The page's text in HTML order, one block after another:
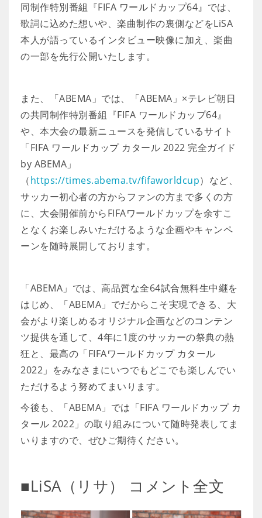
同制作特別番組『FIFA ワールドカップ64』では、
歌詞に込めた想いや、楽曲制作の裏側などをLiSA
本人が語っているインタビュー映像に加え、楽曲
の一部を先行公開いたします。
また、「ABEMA」では、「ABEMA」×テレビ朝日
の共同制作特別番組『FIFA ワールドカップ64』
や、本大会の最新ニュースを発信しているサイト
「FIFA ワールドカップ カタール 2022 完全ガイド
by ABEMA」
（https://times.abema.tv/fifaworldcup）など、
サッカー初心者の方からファンの方まで多くの方
に、大会開催前からFIFAワールドカップを余すこ
となくお楽しみいただけるような企画やキャンペ
ーンを随時展開しております。
「ABEMA」では、高品質な全64試合無料生中継を
はじめ、「ABEMA」でだからこそ実現できる、大
会がより楽しめるオリジナル企画などのコンテン
ツ提供を通して、4年に1度のサッカーの祭典の熱
狂と、最高の「FIFAワールドカップ カタール
2022」をみなさまにいつでもどこでも楽しんでい
ただけるよう努めてまいります。
今後も、「ABEMA」では「FIFA ワールドカップ カ
タール 2022」の取り組みについて随時発表してま
いりますので、ぜひご期待ください。
■LiSA（リサ） コメント全文